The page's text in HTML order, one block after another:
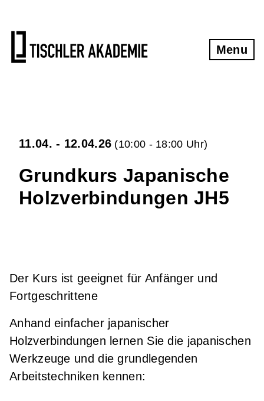
Menu
11.04. - 12.04.26 (10:00 - 18:00 Uhr)
Grundkurs Japanische
Holzverbindungen JH5
Der Kurs ist geeignet für Anfänger und
Fortgeschrittene
Anhand einfacher japanischer
Holzverbindungen lernen Sie die japanischen
Werkzeuge und die grundlegenden
Arbeitstechniken kennen:
Gesamtübersicht Tischlerkurse
Schärfkurs
Grundkurs Japanische Holzverbindungen
Kontakt und Anfahrt
AGB